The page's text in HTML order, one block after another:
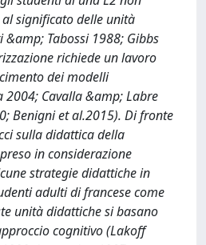
significato delle unità
&amp; Tabossi 1988; Gibbs
richiede un lavoro
dei modelli
Cavalla &amp; Labre
Benigni et al.2015). Di fronte
sulla didattica della
in considerazione
strategie didattiche in
adulti di francese come
unità didattiche si basano
cognitivo (Lakoff